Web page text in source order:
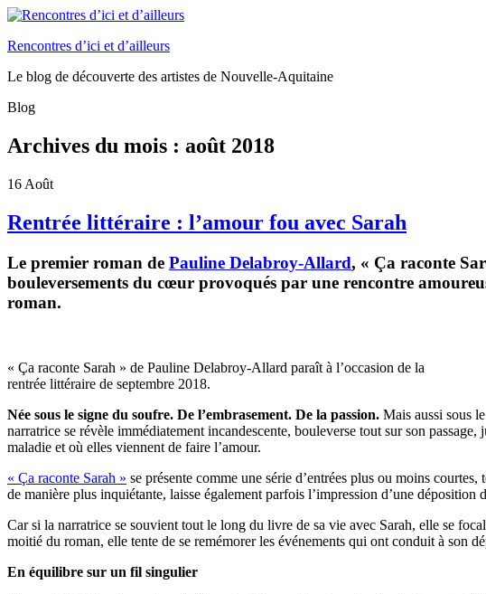
Rencontres d’ici et d’ailleurs
Le blog de découverte des artistes de Nouvelle-Aquitaine
Blog
Archives du mois : août 2018
16 Août
Rentrée littéraire : l’amour fou avec Sarah
Le premier roman de Pauline Delabroy-Allard, « Ça raconte
bouleversements du cœur provoqués par une rencontre
roman.
« Ça raconte Sarah » de Pauline Delabroy-Allard paraît à l’occasion de la
rentrée littéraire de septembre 2018.
Née sous le signe du soufre. De l’embrasement. De la passion. Mais aussi sous
narratrice se révèle immédiatement incandescente, bouleverse tout sur son
maladie et où elles viennent de faire l’amour.
« Ça raconte Sarah » se présente comme une série d’entrées plus ou moins
de manière plus inquiétante, laisse également parfois l’impression d’une déposition
Car si la narratrice se souvient tout le long du livre de sa vie avec Sarah, elle se
moitié du roman, elle tente de se remémorer les événements qui ont conduit à son
En équilibre sur un fil singulier